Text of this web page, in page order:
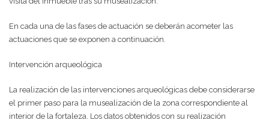
En cada una de las fases de actuación se deberán acometer las
actuaciones que se exponen a continuación.
Intervención arqueológica
La realización de las intervenciones arqueológicas debe considerarse
el primer paso para la musealización de la zona correspondiente al
interior de la fortaleza. Los datos obtenidos con su realización